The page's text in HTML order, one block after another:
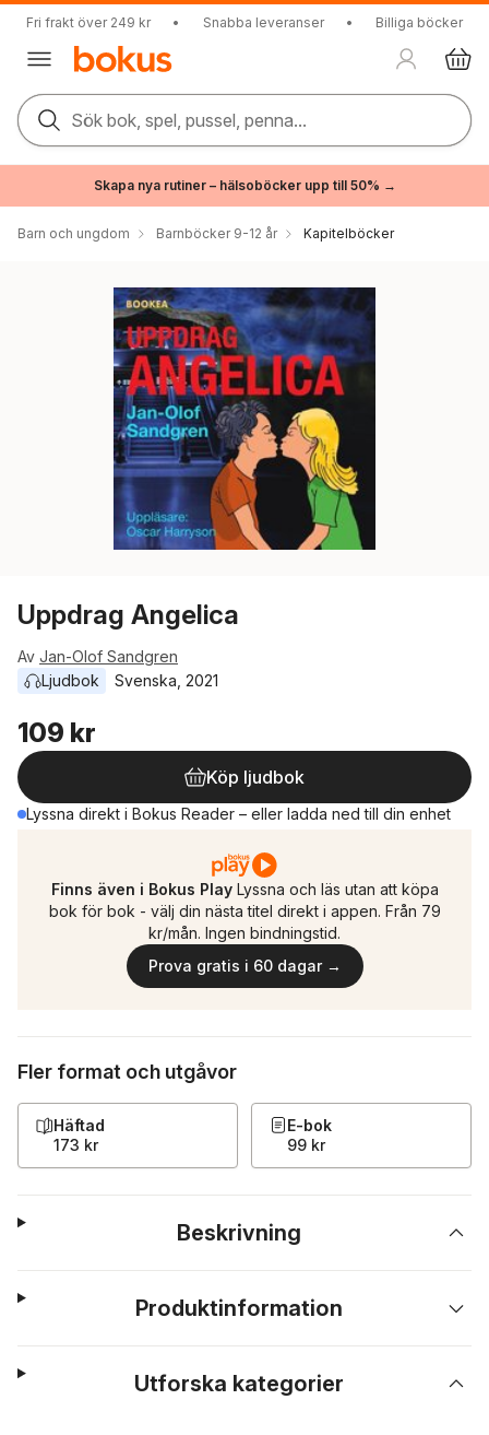
Fri frakt över 249 kr • Snabba leveranser • Billiga böcker
Sök bok, spel, pussel, penna...
Skapa nya rutiner – hälsoböcker upp till 50% →
Barn och ungdom Barnböcker 9-12 år Kapitelböcker
Uppdrag Angelica
Av Jan-Olof Sandgren
Ljudbok
Svenska 2021
109 kr
Köp ljudbok
Lyssna direkt i Bokus Reader – eller ladda ned till din enhet
Finns även i Bokus Play Lyssna och läs utan att köpa
bok för bok - välj din nästa titel direkt i appen. Från 79
kr/mån. Ingen bindningstid.
Prova gratis i 60 dagar →
Fler format och utgåvor
Häftad
173 kr
E-bok
99 kr
Beskrivning
Produktinformation
Utforska kategorier